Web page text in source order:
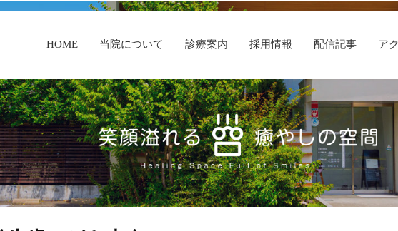
HOME 当院について 診療案内 採用情報 配信記事 ア